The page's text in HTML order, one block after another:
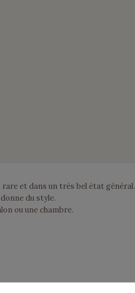
et dans un très bel état général.
du style.
ou une chambre.